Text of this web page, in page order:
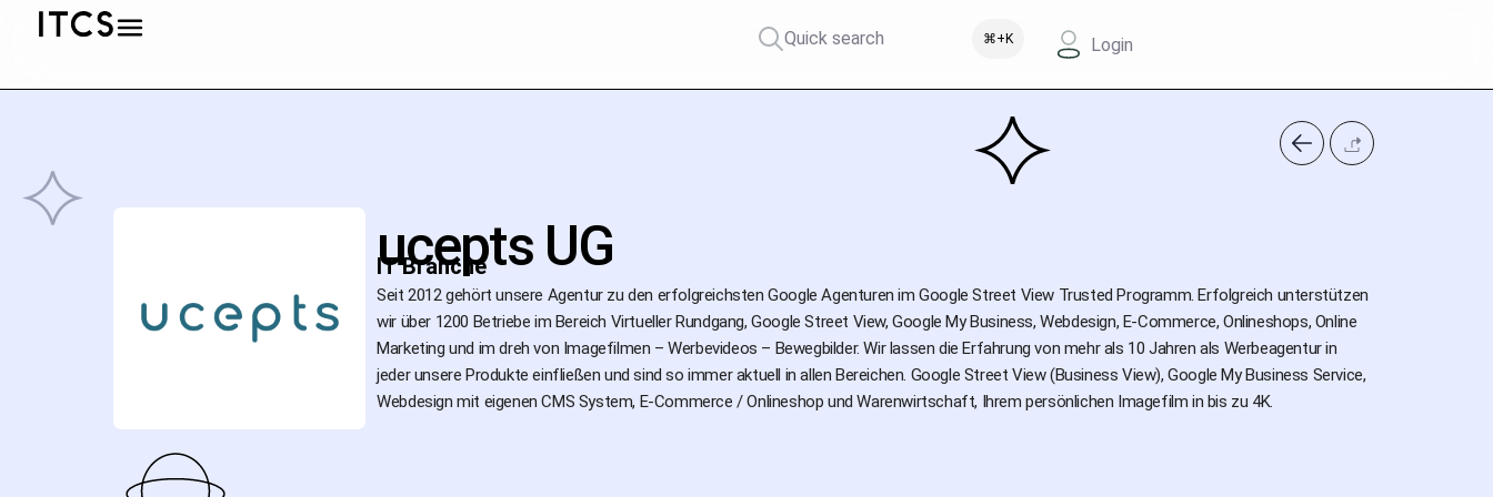
Quick search ⌘+K Login
ucepts UG
IT Branche
Seit 2012 gehört unsere Agentur zu den erfolgreichsten Google Agenturen im Google Street View Trusted Programm. Erfolgreich unterstützen
wir über 1200 Betriebe im Bereich Virtueller Rundgang, Google Street View, Google My Business, Webdesign, E-Commerce, Onlineshops, Online
Marketing und im dreh von Imagefilmen – Werbevideos – Bewegbilder. Wir lassen die Erfahrung von mehr als 10 Jahren als Werbeagentur in
jeder unsere Produkte einfließen und sind so immer aktuell in allen Bereichen. Google Street View (Business View), Google My Business Service,
Webdesign mit eigenen CMS System, E-Commerce / Onlineshop und Warenwirtschaft, Ihrem persönlichen Imagefilm in bis zu 4K.